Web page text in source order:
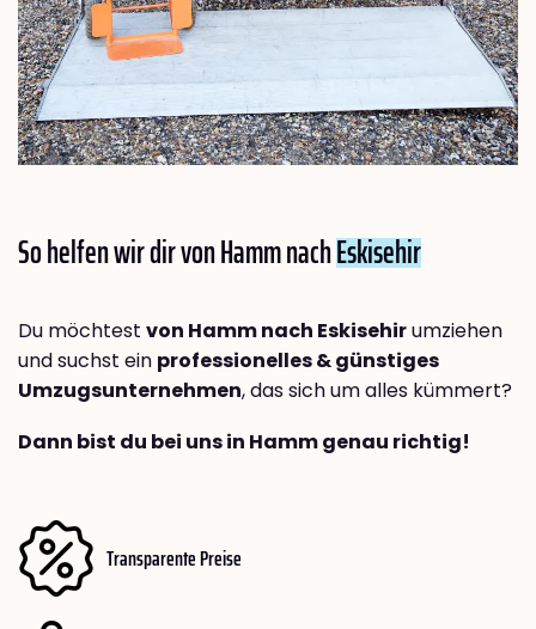
So helfen wir dir von Hamm nachEskisehir
Du möchtest von Hamm nach Eskisehirumziehen
und suchst ein professionelles & günstiges
Umzugsunternehmen, das sich um alles kümmert?
Dann bist du bei uns in Hamm genau richtig!
Transparente Preise